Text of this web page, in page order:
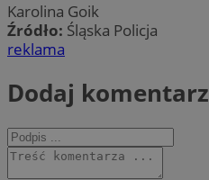
Karolina Goik
Źródło: Śląska Policja
reklama
Dodaj komentarz